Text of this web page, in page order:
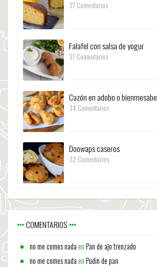
37 Comentarios
Falafel con salsa de yogur
37 Comentarios
Cazón en adobo o bienmesabe
34 Comentarios
Doowaps caseros
32 Comentarios
COMENTARIOS
no me comes nadaenPan de ajo trenzado
no me comes nadaenPudin de pan